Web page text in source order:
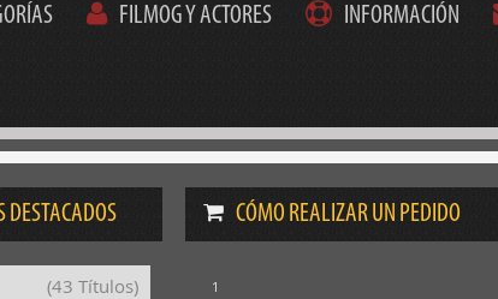
FILMOG Y ACTORES INFORMACIÓN
DESTACADOS
(43 Títulos)
CÓMO REALIZAR UN PEDIDO
1